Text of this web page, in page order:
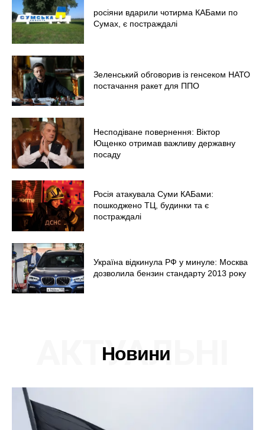
росіяни вдарили чотирма КАБами по
Сумах, є постраждалі
Зеленський обговорив із генсеком НАТО
постачання ракет для ППО
Несподіване повернення: Віктор
Ющенко отримав важливу державну
посаду
Росія атакувала Суми КАБами:
пошкоджено ТЦ, будинки та є
постраждалі
Україна відкинула РФ у минуле: Москва
дозволила бензин стандарту 2013 року
Новини
АКТУАЛЬНІ